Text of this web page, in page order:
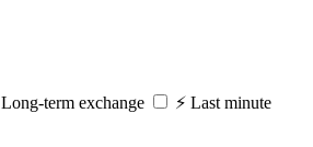
Long-term exchange ⚡️ Last minute